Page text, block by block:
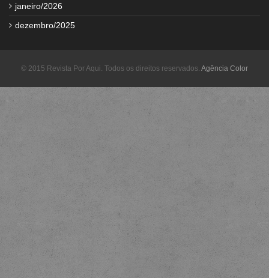
janeiro/2026
dezembro/2025
© 2015 Revista Por Aqui. Todos os direitos reservados. Agência Color